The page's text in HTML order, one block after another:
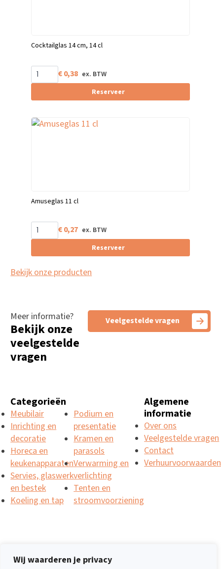
Wij waarderen je privacy
Cocktailglas 14 cm, 14 cl
€0,38
Reserveer
Amuseglas 11 cl
€0,27
Reserveer
Bekijk onze producten
Meer informatie?
Bekijk onze
veelgestelde
vragen
Veelgestelde vragen
Categorieën
Meubilair
Inrichting en
decoratie
Horeca en
keukenapparaten
Servies, glaswerk
en bestek
Koeling en tap
Podium en
presentatie
Kramen en
parasols
Verwarming en
verlichting
Tenten en
stroomvoorziening
Algemene
informatie
Over ons
Veelgestelde vragen
Contact
Verhuurvoorwaarden